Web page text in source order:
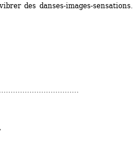
des danses-images-sensations.